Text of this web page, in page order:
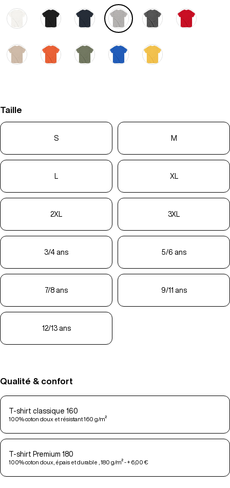
Taille
S M
XL
2XL 3XL
3/4 ans 5/6 ans
7/8 ans 9/11 ans
12/13 ans
Qualité & confort
T-shirt classique 160
100% coton doux et résistant 160 g/m²
T-shirt Premium 180
100% coton doux, épais et durable , 180 g/m² - + 6,00 €